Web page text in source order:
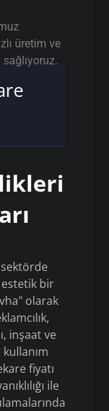
üretim ve
estetik bir
olarak
inşaat ve
fiyatı
ile